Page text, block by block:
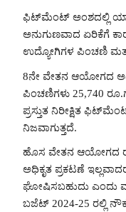
ಫಿಟ್‌ಮೆಂಟ್ ಅಂಶದಲ್ಲಿ
ಅನುಗುಣವಾದ ಏರಿಕೆಗೆ
ಉದ್ಯೋಗಿಗಳ ಪಿಂಚಣಿ
8ನೇ ವೇತನ ಆಯೋಗದ
ಪಿಂಚಣಿಗಳು 25,740
ಪ್ರಸ್ತುತ ನಿರೀಕ್ಷಿತ
ನಿಜವಾಗುತ್ತದೆ.
ಹೊಸ ವೇತನ ಆಯೋಗದ
ಅಧಿಕೃತ ಪ್ರಕಟಣೆ
ಘೋಷಿಸಬಹುದು ಎಂದು
ಬಜೆಟ್ 2024-25 ರಲ್ಲಿ